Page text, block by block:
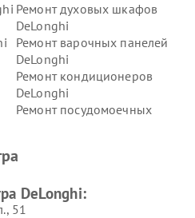
Ремонт духовых шкафов
DeLonghi
Ремонт варочных панелей
DeLonghi
Ремонт кондиционеров
DeLonghi
Ремонт посудомоечных
DeLonghi
DeLonghi:
51